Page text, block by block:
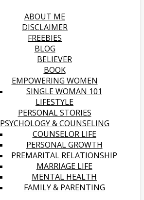
ABOUT ME
DISCLAIMER
FREEBIES
BLOG
BELIEVER
BOOK
EMPOWERING WOMEN
SINGLE WOMAN 101
LIFESTYLE
PERSONAL STORIES
PSYCHOLOGY & COUNSELING
COUNSELOR LIFE
PERSONAL GROWTH
PREMARITAL RELATIONSHIP
MARRIAGE LIFE
MENTAL HEALTH
FAMILY & PARENTING